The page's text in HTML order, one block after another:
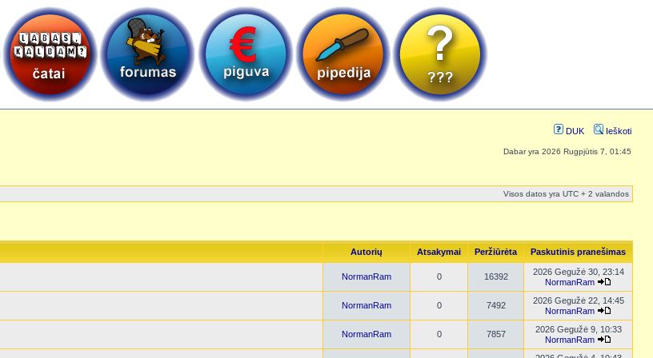
DUK Ieškoti
Dabar yra 2026 Rugpjūtis 7, 01:45
Visos datos yra UTC + 2 valandos
Autorių Atsakymai Peržiūrėta Paskutinis pranešimas
NormanRam 0 16392
2026 Gegužė 30, 23:14
NormanRam
NormanRam 0 7492
2026 Gegužė 22, 14:45
NormanRam
NormanRam 0 7857
2026 Gegužė 9, 10:33
NormanRam